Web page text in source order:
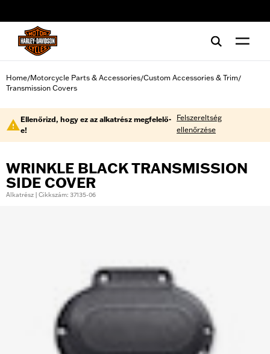
Home/Motorcycle Parts & Accessories/Custom Accessories & Trim/
Transmission Covers
Ellenőrizd, hogy ez az alkatrész megfelelő-
e!
Felszereltség
ellenőrzése
WRINKLE BLACK TRANSMISSION
SIDE COVER
Alkatrész | Cikkszám: 37135-06